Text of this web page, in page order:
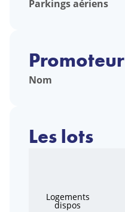
Parkings aériens
Promoteur
Nom
Les lots
Logements
dispos